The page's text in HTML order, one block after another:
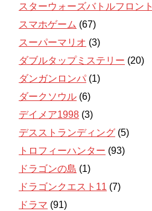
スターウォーズバトルフロント
スマホゲーム (67)
スーパーマリオ (3)
ダブルタップミステリー (20)
ダンガンロンパ (1)
ダークソウル (6)
デイメア1998 (3)
デスストランディング (5)
トロフィーハンター (93)
ドラゴンの島 (1)
ドラゴンクエスト11 (7)
ドラマ (91)